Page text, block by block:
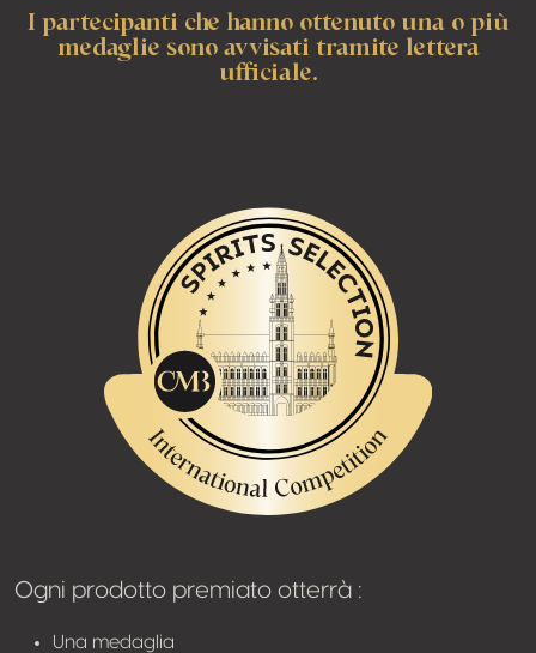
I partecipanti che hanno ottenuto una o più
medaglie sono avvisati tramite lettera
ufficiale.
Ogni prodotto premiato otterrà :
Una medaglia